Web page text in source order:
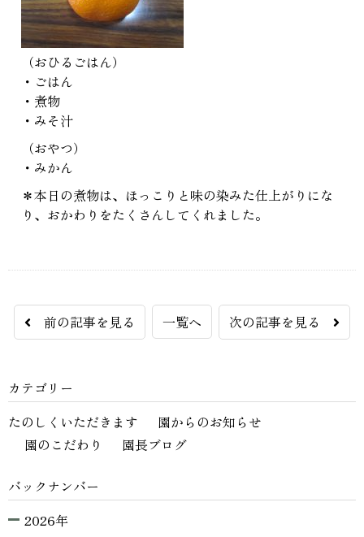
（おひるごはん）
・ごはん
・煮物
・みそ汁
（おやつ）
・みかん
＊本日の煮物は、ほっこりと味の染みた仕上がりにな
り、おかわりをたくさんしてくれました。
前の記事を見る 一覧へ 次の記事を見る
カテゴリー
たのしくいただきます
園からのお知らせ
園のこだわり
園長ブログ
バックナンバー
2026年